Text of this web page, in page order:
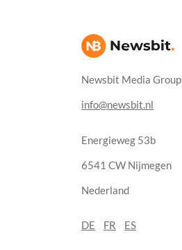
Newsbit Media Group
info@newsbit.nl
Energieweg 53b
6541 CW Nijmegen
Nederland
DE FR ES